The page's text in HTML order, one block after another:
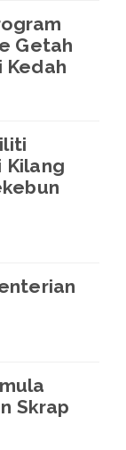
Getah
Kedah
Kilang
Skrap